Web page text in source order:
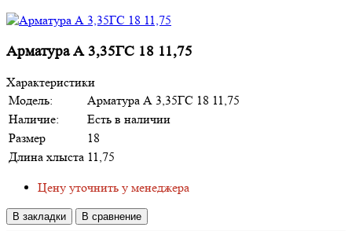
Арматура А 3,35ГС 18 11,75
Характеристики
Модель:
Арматура А 3,35ГС 18 11,75
Наличие:
Есть в наличии
Размер
18
Длина хлыста 11,75
Цену уточнить у менеджера
В закладки В сравнение